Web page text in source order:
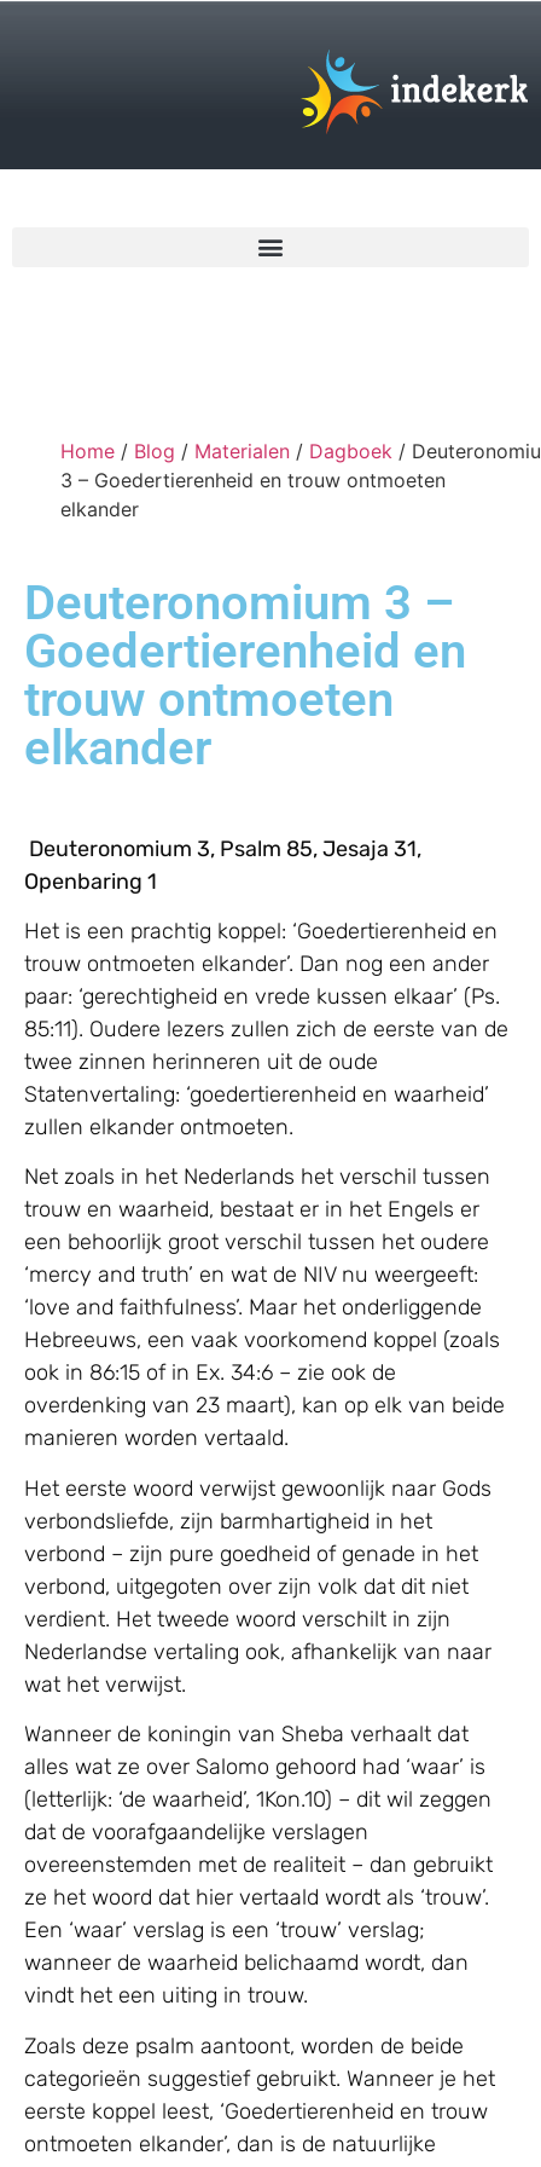
Home / Blog / Materialen / Dagboek /
3 – Goedertierenheid en trouw ontmoeten
elkander
Deuteronomium 3 –
Goedertierenheid en
trouw ontmoeten
elkander
Deuteronomium 3, Psalm 85, Jesaja 31,
Openbaring 1
Het is een prachtig koppel: ‘Goedertierenheid en
trouw ontmoeten elkander’. Dan nog een ander
paar: ‘gerechtigheid en vrede kussen elkaar’ (Ps.
85:11). Oudere lezers zullen zich de eerste van de
twee zinnen herinneren uit de oude
Statenvertaling: ‘goedertierenheid en waarheid’
zullen elkander ontmoeten.
Net zoals in het Nederlands het verschil tussen
trouw en waarheid, bestaat er in het Engels er
een behoorlijk groot verschil tussen het oudere
‘mercy and truth’ en wat de NIV nu weergeeft:
‘love and faithfulness’. Maar het onderliggende
Hebreeuws, een vaak voorkomend koppel (zoals
ook in 86:15 of in Ex. 34:6 – zie ook de
overdenking van 23 maart), kan op elk van beide
manieren worden vertaald.
Het eerste woord verwijst gewoonlijk naar Gods
verbondsliefde, zijn barmhartigheid in het
verbond – zijn pure goedheid of genade in het
verbond, uitgegoten over zijn volk dat dit niet
verdient. Het tweede woord verschilt in zijn
Nederlandse vertaling ook, afhankelijk van naar
wat het verwijst.
Wanneer de koningin van Sheba verhaalt dat
alles wat ze over Salomo gehoord had ‘waar’ is
(letterlijk: ‘de waarheid’, 1Kon.10) – dit wil zeggen
dat de voorafgaandelijke verslagen
overeenstemden met de realiteit – dan gebruikt
ze het woord dat hier vertaald wordt als ‘trouw’.
Een ‘waar’ verslag is een ‘trouw’ verslag;
wanneer de waarheid belichaamd wordt, dan
vindt het een uiting in trouw.
Zoals deze psalm aantoont, worden de beide
categorieën suggestief gebruikt. Wanneer je het
eerste koppel leest, ‘Goedertierenheid en trouw
ontmoeten elkander’, dan is de natuurlijke